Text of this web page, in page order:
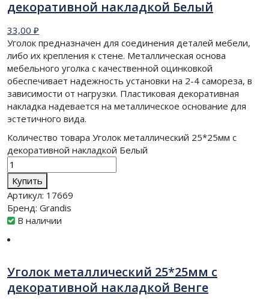
декоративной накладкой Белый
33,00 ₽
Уголок предназначен для соединения деталей мебели,
либо их крепления к стене. Металлическая основа
мебельного уголка с качественной оцинковкой
обеспечивает надежность установки на 2-4 самореза, в
зависимости от нагрузки. Пластиковая декоративная
накладка надевается на металлическое основание для
эстетичного вида.
Количество товара Уголок металлический 25*25мм с
декоративной накладкой Белый
Купить
Артикул: 17669
Бренд: Grandis
В наличии
Уголок металлический 25*25мм с
декоративной накладкой Венге